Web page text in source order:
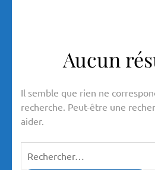
Aucun
Il semble que rien ne
recherche. Peut-être une
aider.